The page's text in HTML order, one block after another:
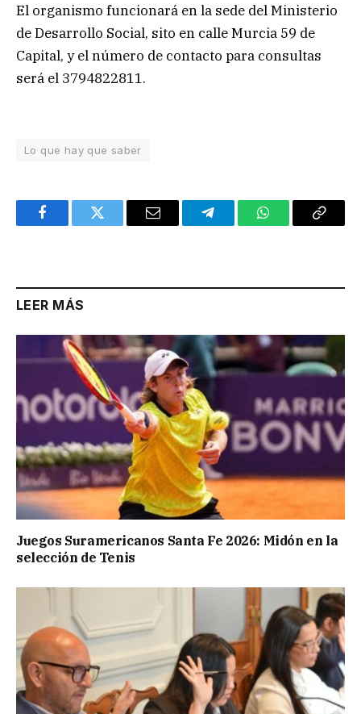
El organismo funcionará en la sede del Ministerio
de Desarrollo Social, sito en calle Murcia 59 de
Capital, y el número de contacto para consultas
será el 3794822811.
Lo que hay que saber
FacebookTwitter Email TelegramWhatsAppCopy
LEER MÁS
Juegos Suramericanos Santa Fe 2026: Midón en la
selección de Tenis